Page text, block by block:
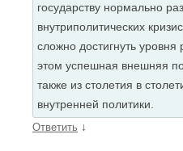
государству нормально
внутриполитических
сложно достигнуть
этом успешная внешняя
также из столетия в
внутренней политики.
Ответить ↓